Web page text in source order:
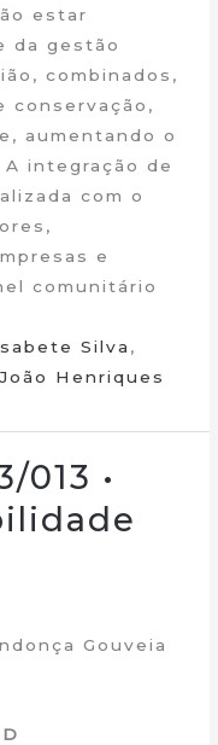
estar
da gestão
combinados,
conservação,
aumentando o
integração de
com o
e
comunitário
Silva ,
João Henriques
013 •
Gouveia